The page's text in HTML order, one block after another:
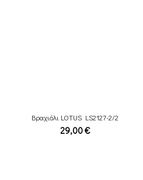
Βραχιόλι LOTUS LS2127-2/2
29,00€